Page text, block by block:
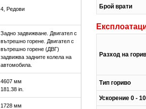
4, Редови
Задно задвижване. Двигател с
вътрешно горене. Двигател с
вътрешно горене (ДВГ)
задвижва задните колела на
автомобила.
4607 мм
181.38 in.
1728 мм
Брой врати
Разход на
Тип гориво
Ускорение 0 -